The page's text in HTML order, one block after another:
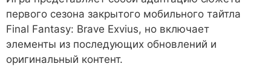
первого сезона закрытого мобильного тайтла
Final Fantasy: Brave Exvius, но включает
элементы из последующих обновлений и
оригинальный контент.